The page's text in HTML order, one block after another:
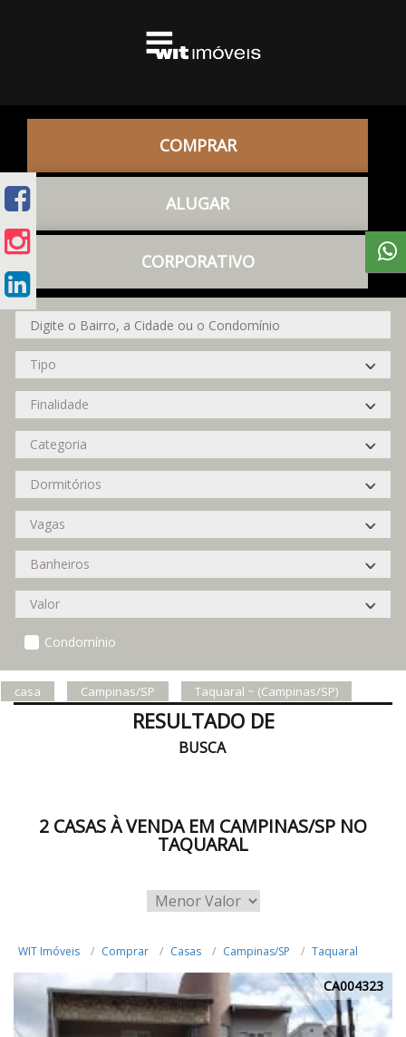
COMPRAR
ALUGAR
CORPORATIVO
Condomínio
casa Campinas/SP Taquaral ~ (Campinas/SP)
RESULTADO DE
BUSCA
2 CASAS À VENDA EM CAMPINAS/SP NO
TAQUARAL
WIT Imóveis Comprar Casas Campinas/SP Taquaral
CA004323